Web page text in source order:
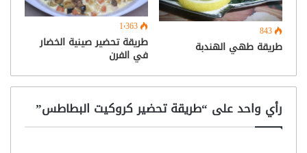
843
طريقة طهي الهندبة
1٬363
طريقة تحضير صينية الخضار
في الفرن
رأي واحد على “طريقة تحضير كروكيت البطاطس”